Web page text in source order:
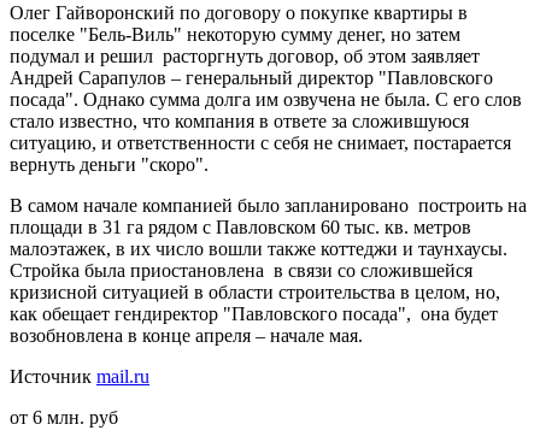
Олег Гайворонский по договору о покупке квартиры в
поселке "Бель-Виль" некоторую сумму денег, но затем
подумал и решил расторгнуть договор, об этом заявляет
Андрей Сарапулов – генеральный директор "Павловского
посада". Однако сумма долга им озвучена не была. С его слов
стало известно, что компания в ответе за сложившуюся
ситуацию, и ответственности с себя не снимает, постарается
вернуть деньги "скоро".
В самом начале компанией было запланировано построить на
площади в 31 га рядом с Павловском 60 тыс. кв. метров
малоэтажек, в их число вошли также коттеджи и таунхаусы.
Стройка была приостановлена в связи со сложившейся
кризисной ситуацией в области строительства в целом, но,
как обещает гендиректор "Павловского посада", она будет
возобновлена в конце апреля – начале мая.
Источник mail.ru
от 6 млн. руб